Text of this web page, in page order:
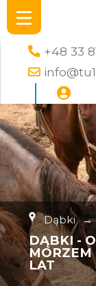
+48 33
Dąbki →
DĄBKI -
MORZEM
LAT